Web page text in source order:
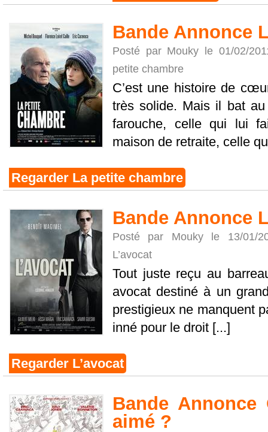
Bande Annonce
Posté par Mouky le 01/02/
petite chambre
C’est une histoire de
très solide. Mais il bat au
farouche, celle qui lui
maison de retraite, celle
Regarder La petite chambre
Bande Annonce
Posté par Mouky le 13/01/
L’avocat
Tout juste reçu au
avocat destiné à un
prestigieux ne manquent
inné pour le droit [...]
Regarder L’avocat
Bande Annonce
aimé ?